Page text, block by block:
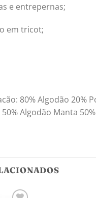
e entrepernas;
em tricot;
80% Algodão 20%
Algodão Manta